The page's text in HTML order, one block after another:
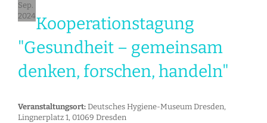
Sep.
2024Kooperationstagung
"Gesundheit – gemeinsam
denken, forschen, handeln"
Veranstaltungsort: Deutsches Hygiene-Museum Dresden,
Lingnerplatz 1, 01069 Dresden